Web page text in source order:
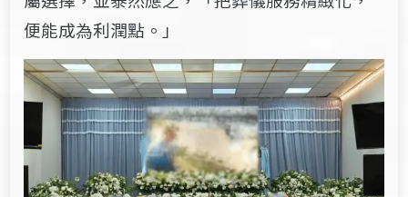
便能成為利潤點。」